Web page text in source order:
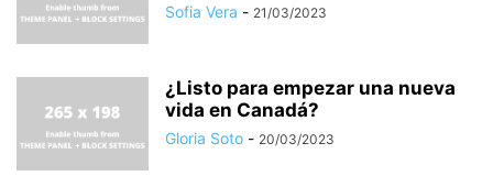
Sofia Vera - 21/03/2023
¿Listo para empezar una nueva
vida en Canadá?
Gloria Soto - 20/03/2023